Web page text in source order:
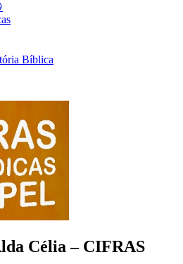
Bíblica
Célia – CIFRAS